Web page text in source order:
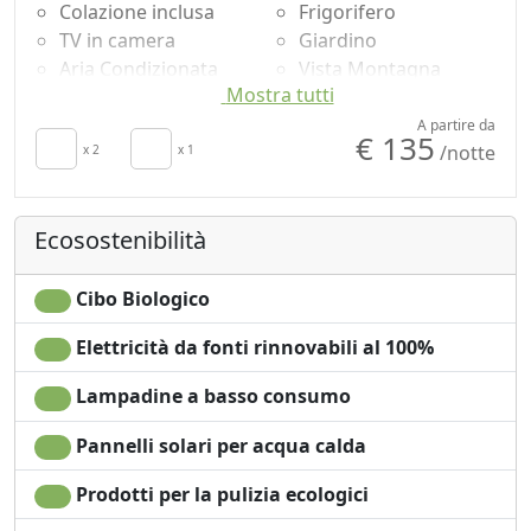
Colazione inclusa
TV in camera
Aria Condizionata
Soggiorno
Patio
Divano letto
Tavolo da pranzo
Frigorifero
Giardino
Vista Montagna
Vista mare
Vista giardino
Vista panoramica
indipendente
Mostra tutti
x 2 x 1
A partire da
€ 135 /notte
Ecosostenibilità
Cibo Biologico
Elettricità da fonti rinnovabili al 100%
Lampadine a basso consumo
Pannelli solari per acqua calda
Prodotti per la pulizia ecologici